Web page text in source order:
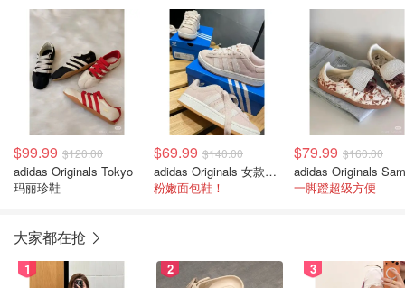
$99.99 $120.00
adidas Originals Tokyo
玛丽珍鞋
$69.99 $140.00
adidas Originals 女款面包鞋
粉嫩面包鞋！
$79.99 $160.00
一脚蹬超级方便
大家都在抢
1 2 3